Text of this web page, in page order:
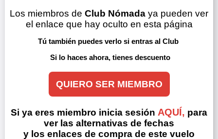
Los miembros de Club Nómada ya pueden ver
el enlace que hay oculto en esta página
Tú también puedes verlo si entras al Club
Si lo haces ahora, tienes descuento
QUIERO SER MIEMBRO
Si ya eres miembro inicia sesión AQUÍ, para
ver las alternativas de fechas
y los enlaces de compra de este vuelo